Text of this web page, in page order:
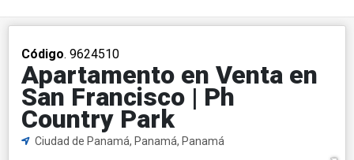
Código. 9624510
Apartamento en Venta en
San Francisco | Ph
Country Park
Ciudad de Panamá, Panamá, Panamá